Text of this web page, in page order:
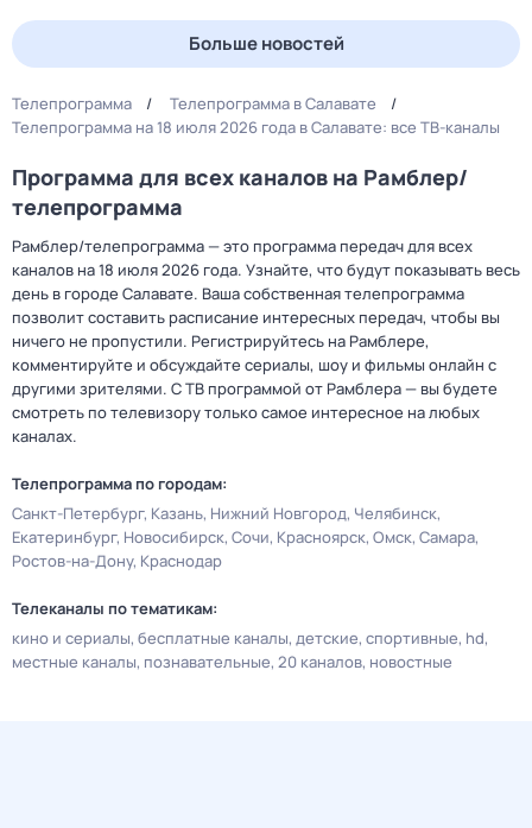
Больше новостей
Телепрограмма
Телепрограмма в Салавате
Телепрограмма на 18 июля 2026 года в Салавате: все ТВ-каналы
Программа для всех каналов на Рамблер/
телепрограмма
Рамблер/телепрограмма — это программа передач для всех
каналов на 18 июля 2026 года. Узнайте, что будут показывать весь
день в городе Салавате. Ваша собственная телепрограмма
позволит составить расписание интересных передач, чтобы вы
ничего не пропустили. Регистрируйтесь на Рамблере,
комментируйте и обсуждайте сериалы, шоу и фильмы онлайн с
другими зрителями. С ТВ программой от Рамблера — вы будете
смотреть по телевизору только самое интересное на любых
каналах.
Телепрограмма по городам:
Санкт-Петербург Казань Нижний Новгород Челябинск
Екатеринбург Новосибирск Сочи Красноярск Омск Самара
Ростов-на-Дону Краснодар
Телеканалы по тематикам:
кино и сериалы бесплатные каналы детские спортивные hd
местные каналы познавательные 20 каналов новостные